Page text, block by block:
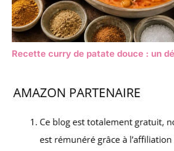
Recette curry de patate douce : un